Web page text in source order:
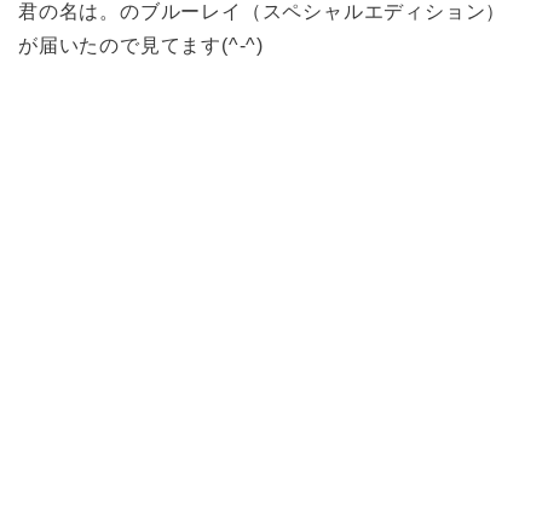
君の名は。のブルーレイ（スペシャルエディション）
が届いたので見てます(^-^)